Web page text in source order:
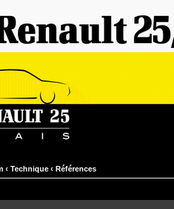
‹ Technique ‹ Références